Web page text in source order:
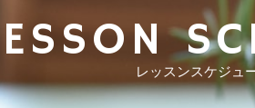
レッスンスケジュ